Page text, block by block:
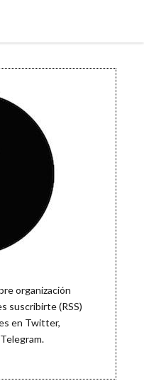
organización
suscribirte (RSS)
en Twitter,
Telegram.